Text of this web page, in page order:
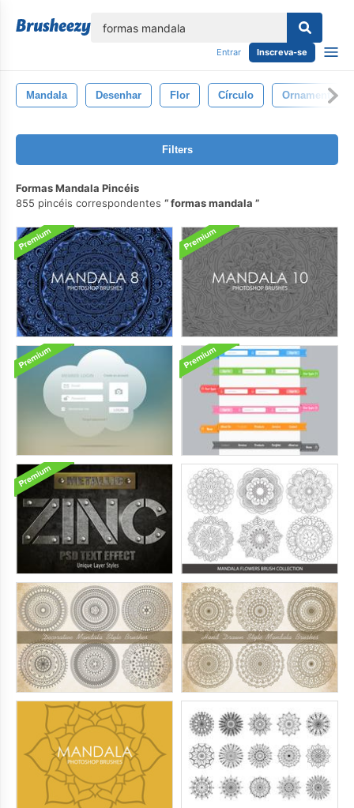
Entrar Inscreva-se
Mandala Desenhar Flor Círculo Ornamento
Filters
Formas Mandala Pincéis
855 pincéis correspondentes
formas mandala